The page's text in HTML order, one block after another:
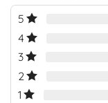
5
4
3
2
1